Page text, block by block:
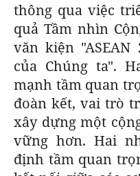
thông qua việc
quả Tầm nhìn
văn kiện "ASEAN
của Chúng ta".
mạnh tầm quan
đoàn kết, vai trò
xây dựng một
vững hơn. Hai
định tầm quan